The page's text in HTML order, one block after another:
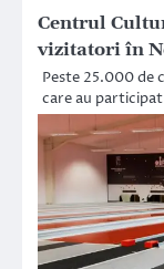
Centrul
vizitatori în
Peste 25.000 de
care au